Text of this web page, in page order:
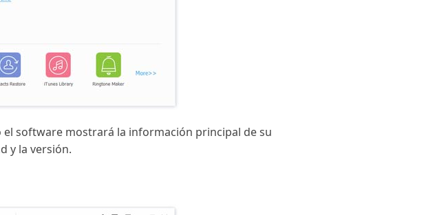
el software mostrará la información principal de su
y la versión.